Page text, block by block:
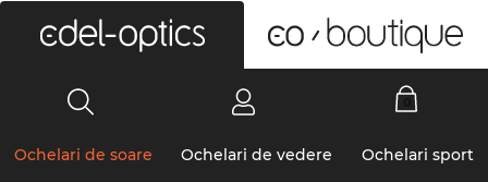
Ochelari de soare Ochelari de vedere Ochelari sport